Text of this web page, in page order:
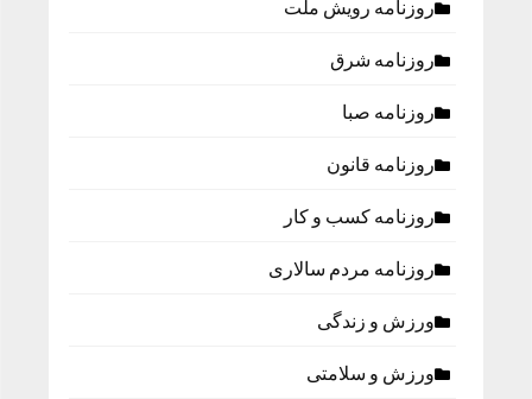
روزنامه رویش ملت
روزنامه شرق
روزنامه صبا
روزنامه قانون
روزنامه كسب و كار
روزنامه مردم سالاری
ورزش و زندگی
ورزش و سلامتی